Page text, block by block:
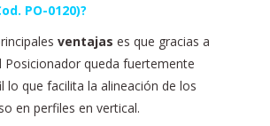
PO-0120)?
ventajas es que gracias a
Posicionador queda fuertemente
lo que facilita la alineación de los
en perfiles en vertical.